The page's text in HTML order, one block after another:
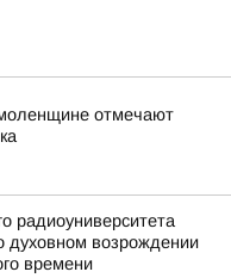
отмечают
радиоуниверситета
возрождении
времени